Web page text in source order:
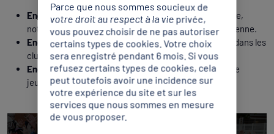
Engagement sportif :encourager la pratique régulière,
notamment les 30 minutes d’activité physique quotidienne.
Engagement bénévole :valoriser les rôles essentiels dans les
clubs (arbitres, encadrants…).
Engagement supporters :créer des communautés de
jeunes fans autour des équipes de France.
Parce que nous sommes soucieux de
votre droit au respect à la vie privée,
vous pouvez choisir de ne pas autoriser
certains types de cookies. Votre choix
sera enregistré pendant 6 mois. Si vous
refusez certains types de cookies, cela
peut toutefois avoir une incidence sur
votre expérience du site et sur les
services que nous sommes en mesure
de vous proposer.